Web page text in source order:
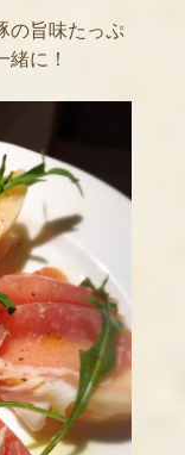
の旨味たっぷ
に！